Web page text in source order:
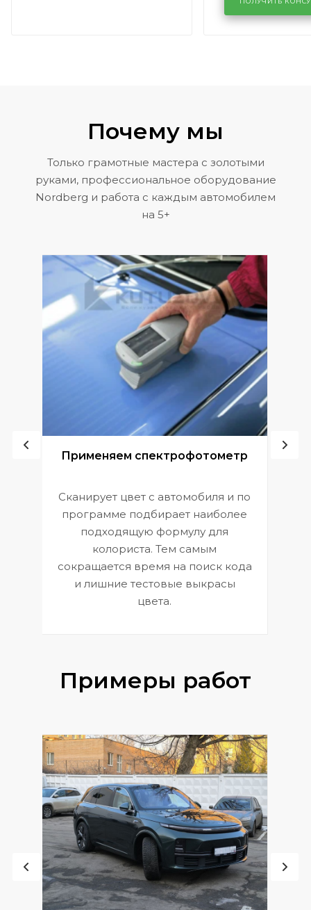
районе
Volkswagen
Почему мы
Только грамотные мастера с золотыми
руками, профессиональное оборудование
Nordberg и работа с каждым автомобилем
на 5+
Применяем спектрофотометр
Сканирует цвет с автомобиля и по
программе подбирает наиболее
подходящую формулу для
колориста. Тем самым
сокращается время на поиск кода
и лишние тестовые выкрасы
цвета.
Примеры работ